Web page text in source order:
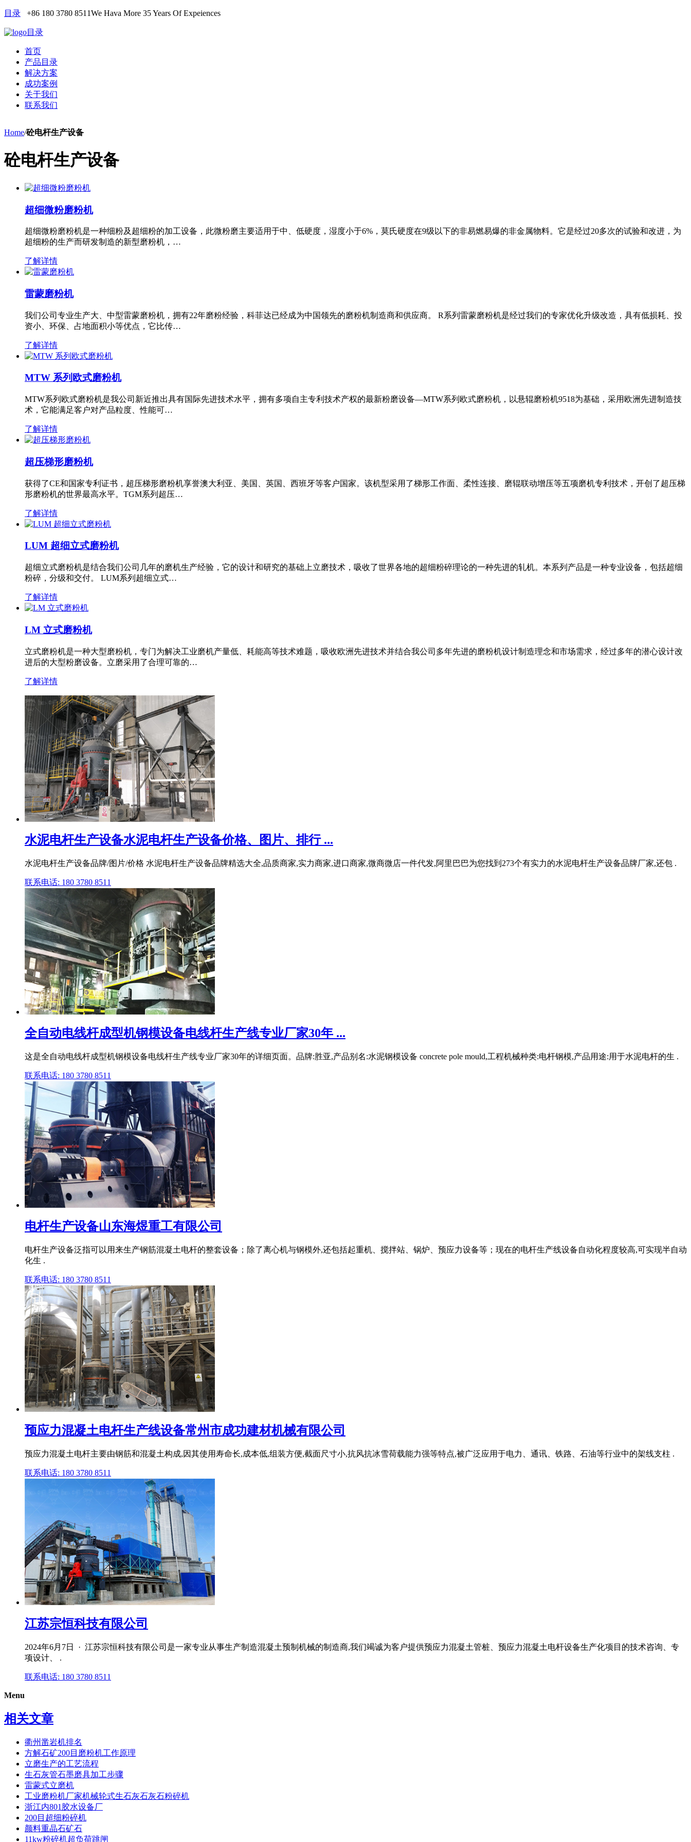
目录 +86 180 3780 8511We Hava More 35 Years Of Expeiences
目录
首页
产品目录
解决方案
成功案例
关于我们
联系我们
Home/砼电杆生产设备
砼电杆生产设备
超细微粉磨粉机
超细微粉磨粉机是一种细粉及超细粉的加工设备，此微粉磨主要适用于中、低硬度，湿度小于6%，莫氏硬度在9级以下的非易燃易爆的非金属物料。它是经过20多次的试验和改进，为
超细粉的生产而研发制造的新型磨粉机，…
了解详情
雷蒙磨粉机
我们公司专业生产大、中型雷蒙磨粉机，拥有22年磨粉经验，科菲达已经成为中国领先的磨粉机制造商和供应商。 R系列雷蒙磨粉机是经过我们的专家优化升级改造，具有低损耗、投
资小、环保、占地面积小等优点，它比传…
了解详情
MTW 系列欧式磨粉机
MTW系列欧式磨粉机是我公司新近推出具有国际先进技术水平，拥有多项自主专利技术产权的最新粉磨设备—MTW系列欧式磨粉机，以悬辊磨粉机9518为基础，采用欧洲先进制造技
术，它能满足客户对产品粒度、性能可…
了解详情
超压梯形磨粉机
获得了CE和国家专利证书，超压梯形磨粉机享誉澳大利亚、美国、英国、西班牙等客户国家。该机型采用了梯形工作面、柔性连接、磨辊联动增压等五项磨机专利技术，开创了超压梯
形磨粉机的世界最高水平。TGM系列超压…
了解详情
LUM 超细立式磨粉机
超细立式磨粉机是结合我们公司几年的磨机生产经验，它的设计和研究的基础上立磨技术，吸收了世界各地的超细粉碎理论的一种先进的轧机。本系列产品是一种专业设备，包括超细
粉碎，分级和交付。 LUM系列超细立式…
了解详情
LM 立式磨粉机
立式磨粉机是一种大型磨粉机，专门为解决工业磨机产量低、耗能高等技术难题，吸收欧洲先进技术并结合我公司多年先进的磨粉机设计制造理念和市场需求，经过多年的潜心设计改
进后的大型粉磨设备。立磨采用了合理可靠的…
了解详情
水泥电杆生产设备水泥电杆生产设备价格、图片、排行 ...
水泥电杆生产设备品牌/图片/价格 水泥电杆生产设备品牌精选大全,品质商家,实力商家,进口商家,微商微店一件代发,阿里巴巴为您找到273个有实力的水泥电杆生产设备品牌厂家,还包 .
联系电话: 180 3780 8511
全自动电线杆成型机钢模设备电线杆生产线专业厂家30年 ...
这是全自动电线杆成型机钢模设备电线杆生产线专业厂家30年的详细页面。品牌:胜亚,产品别名:水泥钢模设备 concrete pole mould,工程机械种类:电杆钢模,产品用途:用于水泥电杆的生 .
联系电话: 180 3780 8511
电杆生产设备山东海煜重工有限公司
电杆生产设备泛指可以用来生产钢筋混凝土电杆的整套设备；除了离心机与钢模外,还包括起重机、搅拌站、锅炉、预应力设备等；现在的电杆生产线设备自动化程度较高,可实现半自动
化生 .
联系电话: 180 3780 8511
预应力混凝土电杆生产线设备常州市成功建材机械有限公司
预应力混凝土电杆主要由钢筋和混凝土构成,因其使用寿命长,成本低,组装方便,截面尺寸小,抗风抗冰雪荷载能力强等特点,被广泛应用于电力、通讯、铁路、石油等行业中的架线支柱 .
联系电话: 180 3780 8511
江苏宗恒科技有限公司
2024年6月7日 · 江苏宗恒科技有限公司是一家专业从事生产制造混凝土预制机械的制造商,我们竭诚为客户提供预应力混凝土管桩、预应力混凝土电杆设备生产化项目的技术咨询、专
项设计、 .
联系电话: 180 3780 8511
Menu
相关文章
衢州凿岩机排名
方解石矿200目磨粉机工作原理
立磨生产的工艺流程
生石灰管石墨磨具加工步骤
雷蒙式立磨机
工业磨粉机厂家机械轮式生石灰石灰石粉碎机
浙江内801胶水设备厂
200目超细粉碎机
颜料重晶石矿石
11kw粉碎机超负荷跳闸